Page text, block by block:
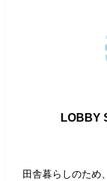
LOBBY
田舎暮らしのため